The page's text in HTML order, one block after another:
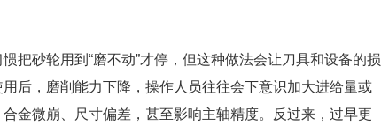
把砂轮用到“磨不动”才停，但这种做法会让刀具和设备的损
后，磨削能力下降，操作人员往往会下意识加大进给量或
金微崩、尺寸偏差，甚至影响主轴精度。反过来，过早更